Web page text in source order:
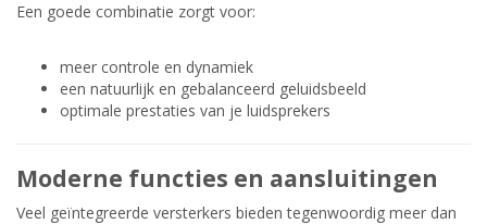
Een goede combinatie zorgt voor:
meer controle en dynamiek
een natuurlijk en gebalanceerd geluidsbeeld
optimale prestaties van je luidsprekers
Moderne functies en aansluitingen
Veel geïntegreerde versterkers bieden tegenwoordig meer dan